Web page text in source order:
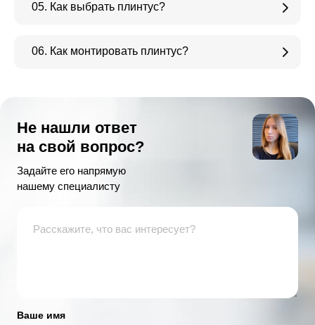
05. Как выбрать плинтус?
06. Как монтировать плинтус?
Не нашли ответ
на свой вопрос?
Задайте его напрямую
нашему специалисту
Ваше имя